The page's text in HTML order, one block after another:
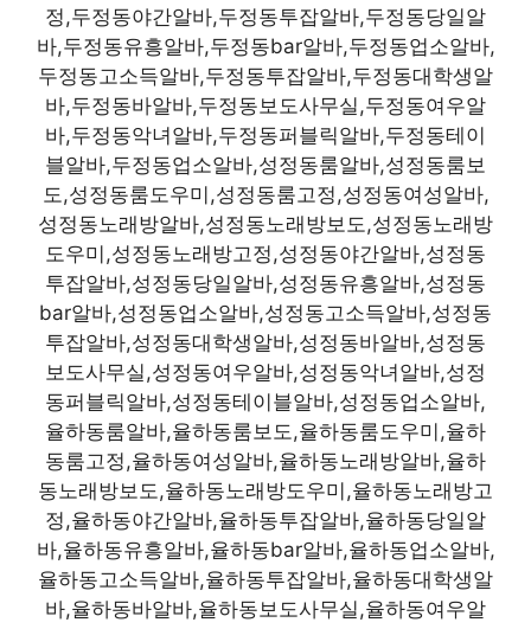
정,두정동야간알바,두정동투잡알바,두정동당일알
바,두정동유흥알바,두정동bar알바,두정동업소알바,
두정동고소득알바,두정동투잡알바,두정동대학생알
바,두정동바알바,두정동보도사무실,두정동여우알
바,두정동악녀알바,두정동퍼블릭알바,두정동테이
블알바,두정동업소알바,성정동룸알바,성정동룸보
도,성정동룸도우미,성정동룸고정,성정동여성알바,
성정동노래방알바,성정동노래방보도,성정동노래방
도우미,성정동노래방고정,성정동야간알바,성정동
투잡알바,성정동당일알바,성정동유흥알바,성정동
bar알바,성정동업소알바,성정동고소득알바,성정동
투잡알바,성정동대학생알바,성정동바알바,성정동
보도사무실,성정동여우알바,성정동악녀알바,성정
동퍼블릭알바,성정동테이블알바,성정동업소알바,
율하동룸알바,율하동룸보도,율하동룸도우미,율하
동룸고정,율하동여성알바,율하동노래방알바,율하
동노래방보도,율하동노래방도우미,율하동노래방고
정,율하동야간알바,율하동투잡알바,율하동당일알
바,율하동유흥알바,율하동bar알바,율하동업소알바,
율하동고소득알바,율하동투잡알바,율하동대학생알
바,율하동바알바,율하동보도사무실,율하동여우알